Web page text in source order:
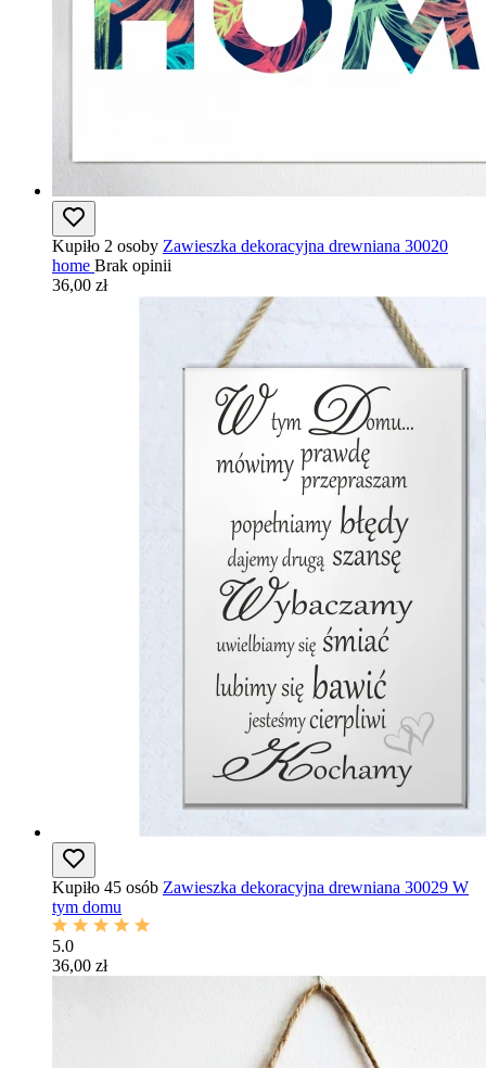
Kupiło 2 osoby Zawieszka dekoracyjna drewniana 30020
home Brak opinii
36,00 zł
Kupiło 45 osób Zawieszka dekoracyjna drewniana 30029 W
tym domu
5.0
36,00 zł